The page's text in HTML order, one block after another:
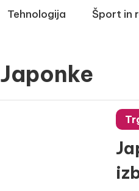
Tehnologija Šport in
Japonke